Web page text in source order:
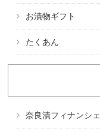
お漬物ギフト
たくあん
奈良漬フィナンシェ